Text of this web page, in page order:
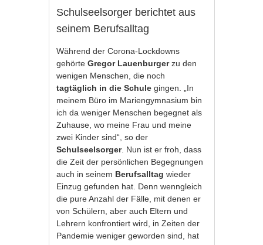
Schulseelsorger berichtet aus
seinem Berufsalltag
Während der Corona-Lockdowns
gehörteGregor Lauenburgerzu den
wenigen Menschen, die noch
tagtäglich in die Schulegingen. „In
meinem Büro im Mariengymnasium bin
ich da weniger Menschen begegnet als
Zuhause, wo meine Frau und meine
zwei Kinder sind“, so der
Schulseelsorger. Nun ist er froh, dass
die Zeit der persönlichen Begegnungen
auch in seinem Berufsalltagwieder
Einzug gefunden hat. Denn wenngleich
die pure Anzahl der Fälle, mit denen er
von Schülern, aber auch Eltern und
Lehrern konfrontiert wird, in Zeiten der
Pandemie weniger geworden sind, hat